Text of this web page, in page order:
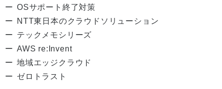
OSサポート終了対策
NTT東日本のクラウドソリューション
テックメモシリーズ
AWS re:Invent
地域エッジクラウド
ゼロトラスト